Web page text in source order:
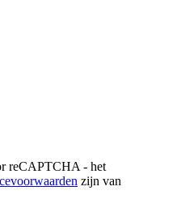
reCAPTCHA - het
zijn van